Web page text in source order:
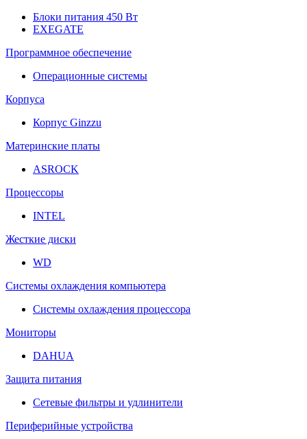
Блоки питания 450 Вт
EXEGATE
Программное обеспечение
Операционные системы
Корпуса
Корпус Ginzzu
Материнские платы
ASROCK
Процессоры
INTEL
Жесткие диски
WD
Системы охлаждения компьютера
Системы охлаждения процессора
Мониторы
DAHUA
Защита питания
Сетевые фильтры и удлинители
Периферийные устройства